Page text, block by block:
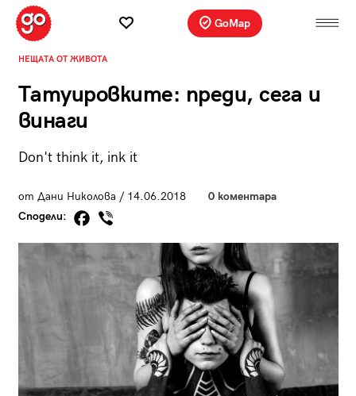
GoMap
НЕЩАТА ОТ ЖИВОТА
Татуировките: преди, сега и
винаги
Don't think it, ink it
от Дани Николова / 14.06.2018
0 коментара
Сподели: